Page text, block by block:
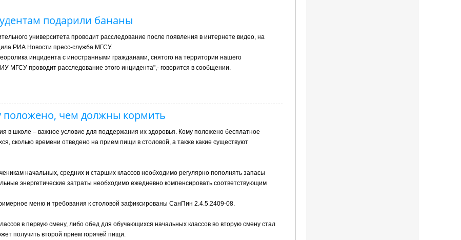
подарили бананы
университета проводит расследование после появления в интернете видео, на
РИА Новости пресс-служба МГСУ.
инцидента с иностранными гражданами, снятого на территории нашего
МГСУ проводит расследование этого инцидента",- говорится в сообщении.
положено, чем должны кормить
в школе – важное условие для поддержания их здоровья. Кому положено бесплатное
сколько времени отведено на прием пищи в столовой, а также какие существуют
начальных, средних и старших классов необходимо регулярно пополнять запасы
энергетические затраты необходимо ежедневно компенсировать соответствующим
меню и требования к столовой зафиксированы СанПин 2.4.5.2409-08.
в первую смену, либо обед для обучающихся начальных классов во вторую смену стал
получить второй прием горячей пищи.